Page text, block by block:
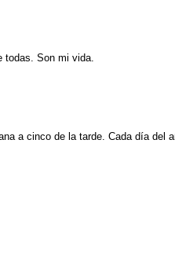
todas. Son mi vida.
a cinco de la tarde. Cada día del